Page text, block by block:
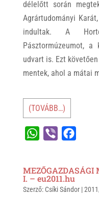
délelőtt során
Agrártudományi
indultak. A
Pásztormúzeumot, a
udvart is. Ezt
mentek, ahol a mátai
(TOVÁBB…)
t
s
e
r
e
b
MEZŐGAZDASÁGI
I. – eu2011.hu
Szerző: Csíki Sándor|